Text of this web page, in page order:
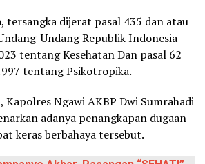
tersangka dijerat pasal 435 dan atau
Undang Republik Indonesia
tentang Kesehatan Dan pasal 62
tentang Psikotropika.
Ngawi AKBP Dwi Sumrahadi
adanya penangkapan dugaan
keras berbahaya tersebut.